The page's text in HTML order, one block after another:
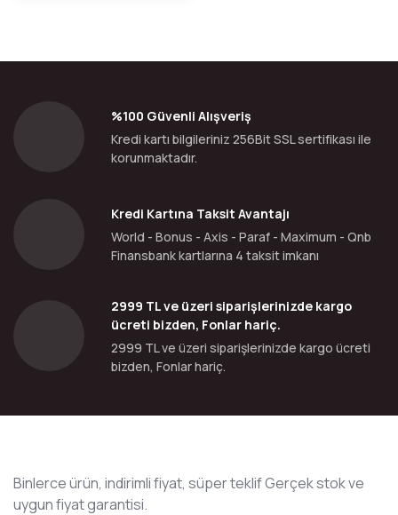
%100 Güvenli Alışveriş
Kredi kartı bilgileriniz 256Bit SSL sertifikası ile
korunmaktadır.
Kredi Kartına Taksit Avantajı
World - Bonus - Axis - Paraf - Maximum - Qnb
Finansbank kartlarına 4 taksit imkanı
2999 TL ve üzeri siparişlerinizde kargo
ücreti bizden, Fonlar hariç.
2999 TL ve üzeri siparişlerinizde kargo ücreti
bizden, Fonlar hariç.
Binlerce ürün, indirimli fiyat, süper teklif Gerçek stok ve
uygun fiyat garantisi.